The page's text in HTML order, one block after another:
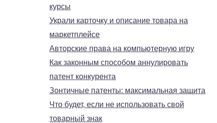
курсы
Украли карточку и описание товара на
маркетплейсе
Авторские права на компьютерную игру
Как законным способом аннулировать
патент конкурента
Зонтичные патенты: максимальная защита
Что будет, если не использовать свой
товарный знак